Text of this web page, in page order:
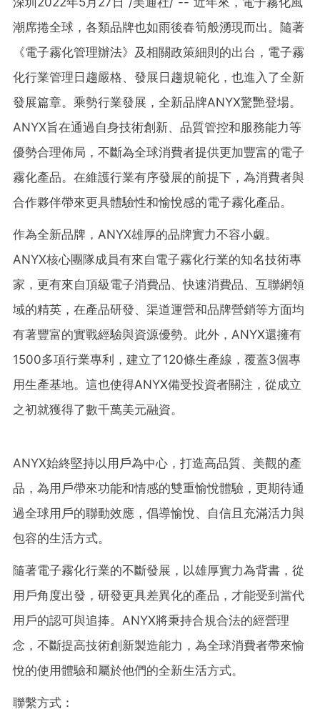
潮席捲全球，各類品牌也如雨後春筍般湧現而出。隨著
《電子霧化管理辦法》及相關政策細則的出台，電子霧
化行業管理日趨嚴格、發展日趨規範化，也進入了全新
發展篇章。乘勢行業發展，全新品牌ANYX驚艷登場。
ANYX旨在通過自身技術創新、品質管控和服務能力等
優勢合理佈局，不斷為全球消費者提供更加豐富的電子
霧化產品。在維護行業有序發展的前提下，為消費者與
合作夥伴帶來更具體驗性和愉悅感的電子霧化產品。
作為全新品牌，ANYX雄厚的品牌實力不容小覷。
ANYX核心團隊成員有來自電子霧化行業的知名技術專
家，更有來自頂級電子消費品、快速消費品、互聯網領
域的精英，在產品研發、渠道運營和品牌營銷等方面均
有著豐富的實戰經驗與資源優勢。此外，ANYX還擁有
1500多項行業專利，建立了120條生產線，覆蓋3個專
用生產基地。這也使得ANYX備受投資者關注，從成立
之初就獲得了數千萬美元融資。
ANYX始終堅持以用戶為中心，打造高品質、美觀的產
品，為用戶帶來功能和情感的雙重愉悅體驗，更期待通
過全球用戶的聯動效應，倡導愉悅、自信且充滿活力與
包容的生活方式。
隨著電子霧化行業的不斷發展，以雄厚實力為背書，從
用戶角度出發，研發更具差異化的產品，才能受到當代
用戶的認可與追捧。ANYX將秉持合規合法的經營理
念，不斷提高技術創新製造能力，為全球消費者帶來愉
悅的使用體驗和屬於他們的全新生活方式。
聯繫方式：